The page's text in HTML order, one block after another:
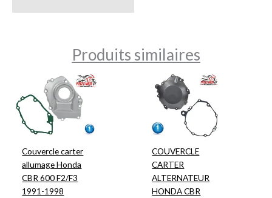
Produits similaires
Couvercle carter
allumage Honda
CBR 600 F2/F3
1991-1998
COUVERCLE
CARTER
ALTERNATEUR
HONDA CBR